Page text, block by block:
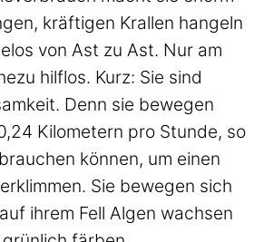
kräftigen Krallen hangeln
von Ast zu Ast. Nur am
hilflos. Kurz: Sie sind
Denn sie bewegen
Kilometern pro Stunde, so
können, um einen
Sie bewegen sich
ihrem Fell Algen wachsen